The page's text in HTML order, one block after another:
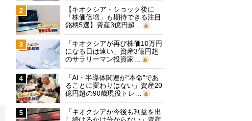
2
【キオクシア・ショック後に
「株価倍増」も期待できる注目
銘柄5選】資産3億円超…
3
「キオクシアが再び株価10万円
になる日は遠い」資産3億円超
のサラリーマン投資家…
4
「AI・半導体関連が“本命”であ
ることに変わりはない」資産20
億円超の90歳現役トレ…
5
「キオクシアが今後も利益を出